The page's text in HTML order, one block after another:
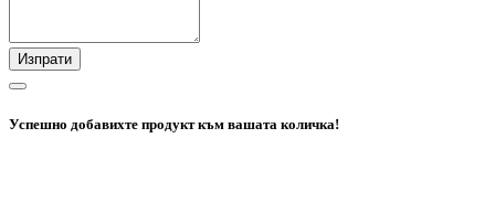
Изпрати
Успешно добавихте продукт към вашата количка!